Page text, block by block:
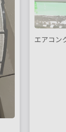
エアコン